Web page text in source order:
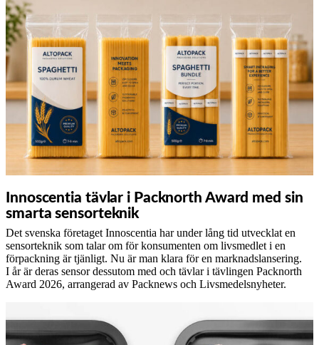
Innoscentia tävlar i Packnorth Award med sin
smarta sensorteknik
Det svenska företaget Innoscentia har under lång tid utvecklat en
sensorteknik som talar om för konsumenten om livsmedlet i en
förpackning är tjänligt. Nu är man klara för en marknadslansering.
I år är deras sensor dessutom med och tävlar i tävlingen Packnorth
Award 2026, arrangerad av Packnews och Livsmedelsnyheter.